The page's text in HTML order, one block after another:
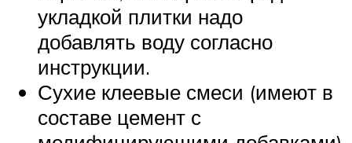
укладкой плитки надо
добавлять воду согласно
инструкции.
Сухие клеевые смеси (имеют в
составе цемент с